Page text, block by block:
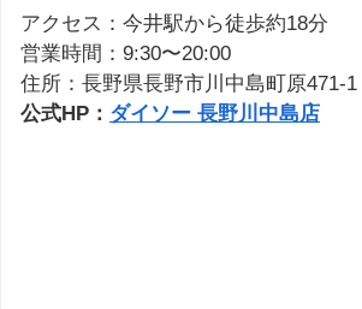
アクセス：今井駅から徒歩約18分
営業時間：9:30〜20:00
住所：長野県長野市川中島町原471-1
公式HP： ダイソー 長野川中島店